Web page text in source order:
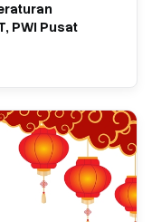
PWI Pusat